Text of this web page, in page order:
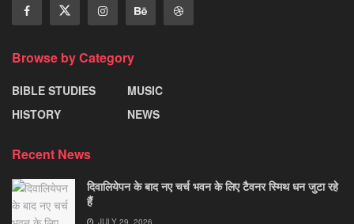
Browse by Category
BIBLE STUDIES
HISTORY
MUSIC
NEWS
Recent News
दिवालियेपन के बाद नए चर्च भवन के लिए टैवनर स्मिथ धन जुटा रहे
हैं
JULY 29, 2026